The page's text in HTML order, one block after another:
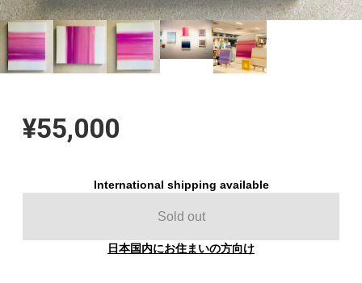
¥55,000
International shipping available
Sold out
日本国内にお住まいの方向け